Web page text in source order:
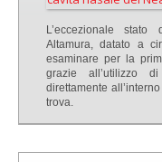
L’eccezionale
Altamura, datato a
esaminare per la
grazie all’utilizzo
direttamente
trova.